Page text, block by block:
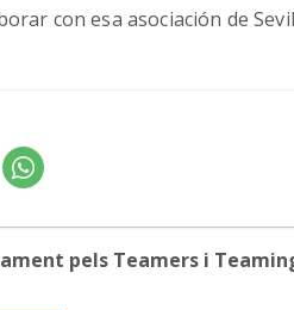
con esa asociación de
pels Teamers i